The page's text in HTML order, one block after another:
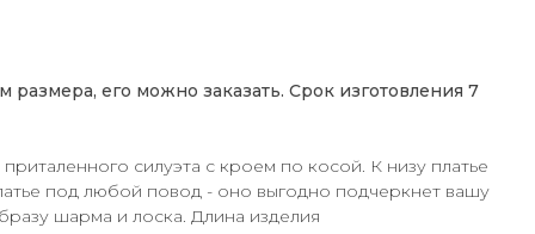
размера, его можно заказать. Срок изготовления 7
силуэта с кроем по косой. К низу платье
под любой повод - оно выгодно подчеркнет вашу
шарма и лоска. Длина изделия